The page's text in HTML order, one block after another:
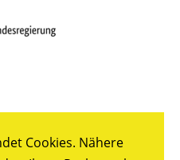
Cookies. Nähere